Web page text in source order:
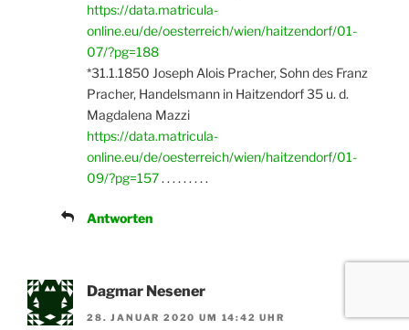
https://data.matricula-
online.eu/de/oesterreich/wien/haitzendorf/01-
07/?pg=188
*31.1.1850 Joseph Alois Pracher, Sohn des Franz
Pracher, Handelsmann in Haitzendorf 35 u. d.
Magdalena Mazzi
https://data.matricula-
online.eu/de/oesterreich/wien/haitzendorf/01-
09/?pg=157. . . . . . . . .
Antworten
Dagmar Nesener
28. JANUAR 2020 UM 14:42 UHR